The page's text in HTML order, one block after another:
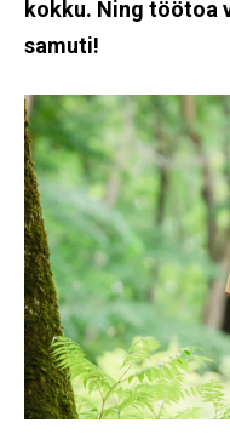
kokku. Ning töötoa
samuti!